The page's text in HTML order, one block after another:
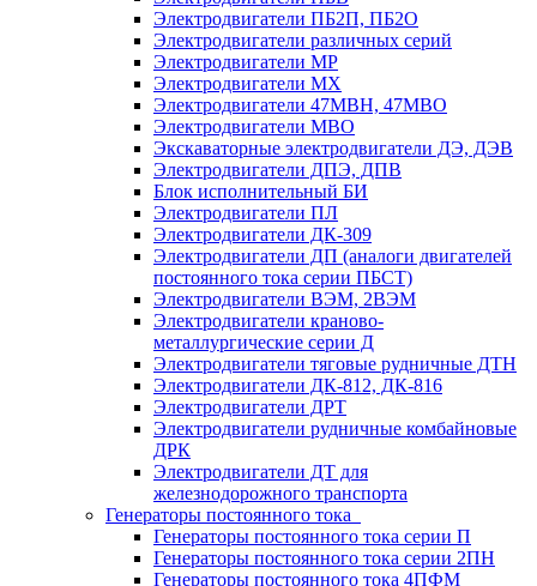
Электродвигатели ПБ2П, ПБ2О
Электродвигатели различных серий
Электродвигатели МР
Электродвигатели MX
Электродвигатели 47MBH, 47МВО
Электродвигатели MBO
Экскаваторные электродвигатели ДЭ, ДЭВ
Электродвигатели ДПЭ, ДПВ
Блок исполнительный БИ
Электродвигатели ПЛ
Электродвигатели ДК-309
Электродвигатели ДП (аналоги двигателей
постоянного тока серии ПБСТ)
Электродвигатели ВЭМ, 2ВЭМ
Электродвигатели краново-
металлургические серии Д
Электродвигатели тяговые рудничные ДТН
Электродвигатели ДК-812, ДК-816
Электродвигатели ДРТ
Электродвигатели рудничные комбайновые
ДРК
Электродвигатели ДТ для
железнодорожного транспорта
Генераторы постоянного тока
Генераторы постоянного тока серии П
Генераторы постоянного тока серии 2ПН
Генераторы постоянного тока 4ПФМ